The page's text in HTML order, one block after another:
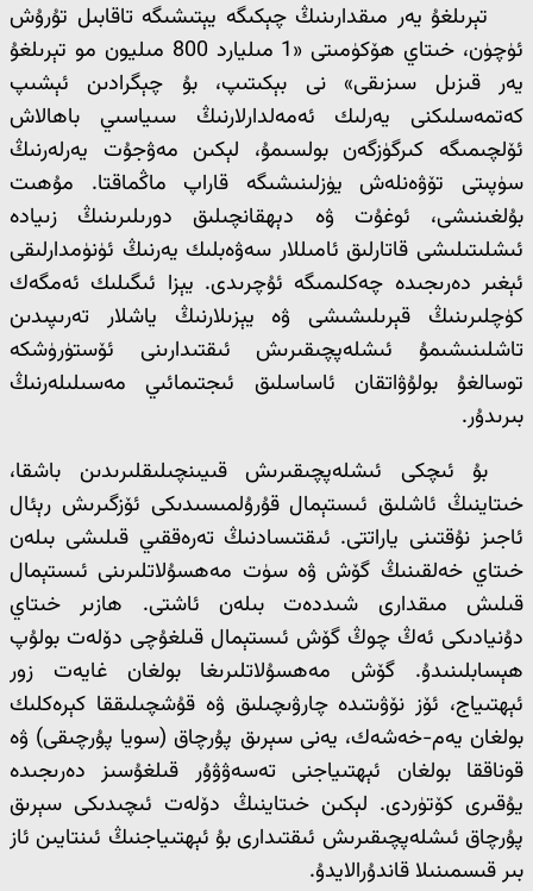
تېرىلغۇ يەر مىقدارىنىڭ چېكىگە يېتىشىگە تاقابىل تۇرۇش
ئۈچۈن، خىتاي ھۆكۈمىتى «1 مىليارد 800 مىليون مو تېرىلغۇ
يەر قىزىل سىزىقى» نى بېكىتىپ، بۇ چېگرادىن ئېشىپ
كەتمەسلىكنى يەرلىك ئەمەلدارلارنىڭ سىياسىي باھالاش
ئۆلچىمىگە كىرگۈزگەن بولسىمۇ، لېكىن مەۋجۇت يەرلەرنىڭ
سۈپىتى تۆۋەنلەش يۈزلىنىشىگە قاراپ ماڭماقتا. مۇھىت
بۇلغىنىشى، ئوغۇت ۋە دېھقانچىلىق دورىلىرىنىڭ زىيادە
ئىشلىتىلىشى قاتارلىق ئامىللار سەۋەبلىك يەرنىڭ ئۈنۈمدارلىقى
ئېغىر دەرىجىدە چەكلىمىگە ئۇچرىدى. يېزا ئىگىلىك ئەمگەك
كۈچلىرىنىڭ قېرىلىشىشى ۋە يېزىلارنىڭ ياشلار تەرىپىدىن
تاشلىنىشىمۇ ئىشلەپچىقىرىش ئىقتىدارىنى ئۆستۈرۈشكە
توسالغۇ بولۇۋاتقان ئاساسلىق ئىجتىمائىي مەسىلىلەرنىڭ
بىرىدۇر.
بۇ ئىچكى ئىشلەپچىقىرىش قىيىنچىلىقلىرىدىن باشقا،
خىتاينىڭ ئاشلىق ئىستېمال قۇرۇلمىسىدىكى ئۆزگىرىش رېئال
ئاجىز نۇقتىنى ياراتتى. ئىقتىسادنىڭ تەرەققىي قىلىشى بىلەن
خىتاي خەلقىنىڭ گۆش ۋە سۈت مەھسۇلاتلىرىنى ئىستېمال
قىلىش مىقدارى شىددەت بىلەن ئاشتى. ھازىر خىتاي
دۇنيادىكى ئەڭ چوڭ گۆش ئىستېمال قىلغۇچى دۆلەت بولۇپ
ھېسابلىنىدۇ. گۆش مەھسۇلاتلىرىغا بولغان غايەت زور
ئېھتىياج، ئۆز نۆۋىتىدە چارۋىچىلىق ۋە قۇشچىلىققا كېرەكلىك
بولغان يەم-خەشەك، يەنى سېرىق پۇرچاق (سويا پۇرچىقى) ۋە
قوناققا بولغان ئېھتىياجنى تەسەۋۋۇر قىلغۇسىز دەرىجىدە
يۇقىرى كۆتۈردى. لېكىن خىتاينىڭ دۆلەت ئىچىدىكى سېرىق
پۇرچاق ئىشلەپچىقىرىش ئىقتىدارى بۇ ئېھتىياجنىڭ ئىنتايىن ئاز
بىر قىسمىنىلا قاندۇرالايدۇ.